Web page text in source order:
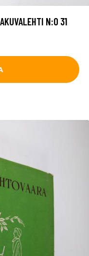
N:O 31